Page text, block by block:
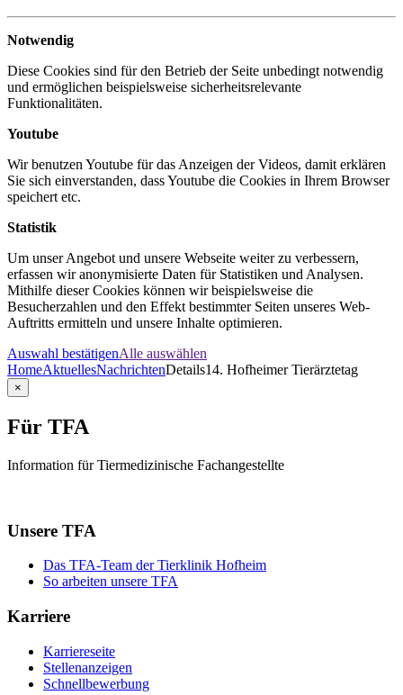
Notwendig
Diese Cookies sind für den Betrieb der Seite unbedingt notwendig
und ermöglichen beispielsweise sicherheitsrelevante
Funktionalitäten.
Youtube
Wir benutzen Youtube für das Anzeigen der Videos, damit erklären
Sie sich einverstanden, dass Youtube die Cookies in Ihrem Browser
speichert etc.
Statistik
Um unser Angebot und unsere Webseite weiter zu verbessern,
erfassen wir anonymisierte Daten für Statistiken und Analysen.
Mithilfe dieser Cookies können wir beispielsweise die
Besucherzahlen und den Effekt bestimmter Seiten unseres Web-
Auftritts ermitteln und unsere Inhalte optimieren.
Auswahl bestätigenAlle auswählen
HomeAktuellesNachrichtenDetails14. Hofheimer Tierärztetag
×
Für TFA
Information für Tiermedizinische Fachangestellte
Unsere TFA
Das TFA-Team der Tierklinik Hofheim
So arbeiten unsere TFA
Karriere
Karriereseite
Stellenanzeigen
Schnellbewerbung